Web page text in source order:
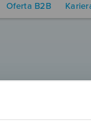
Oferta B2B